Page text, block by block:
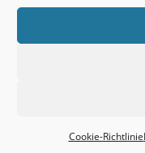
Cookie-Richtlinie
Onlineportal